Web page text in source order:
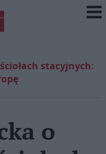
stacyjnych:
o